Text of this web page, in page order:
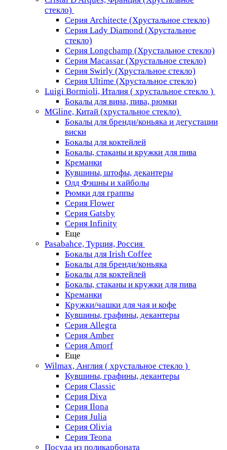
стекло)
Серия Architecte (Хрустальное стекло)
Серия Lady Diamond (Хрустальное
стекло)
Серия Longchamp (Хрустальное стекло)
Серия Macassar (Хрустальное стекло)
Серия Swirly (Хрустальное стекло)
Серия Ultime (Хрустальное стекло)
Luigi Bormioli, Италия ( хрустальное стекло )
Бокалы для вина, пива, рюмки
MGline, Китай (хрустальное стекло)
Бокалы для бренди/коньяка и дегустации
виски
Бокалы для коктейлей
Бокалы, стаканы и кружки для пива
Креманки
Кувшины, штофы, декантеры
Олд Фэшны и хайболы
Рюмки для граппы
Серия Flower
Серия Gatsby
Серия Infinity
Еще
Pasabahce, Турция, Россия
Бокалы для Irish Coffee
Бокалы для бренди/коньяка
Бокалы для коктейлей
Бокалы, стаканы и кружки для пива
Креманки
Кружки/чашки для чая и кофе
Кувшины, графины, декантеры
Серия Allegra
Серия Amber
Серия Amorf
Еще
Wilmax, Англия ( хрустальное стекло )
Кувшины, графины, декантеры
Серия Classic
Серия Diva
Серия Ilona
Серия Julia
Серия Olivia
Серия Teona
Посуда из поликарбоната